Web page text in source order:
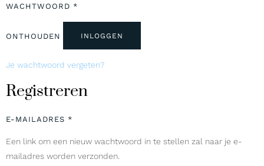
WACHTWOORD *
ONTHOUDEN INLOGGEN
Je wachtwoord vergeten?
Registreren
E-MAILADRES *
Een link om een nieuw wachtwoord in te stellen zal naar je e-
mailadres worden verzonden.